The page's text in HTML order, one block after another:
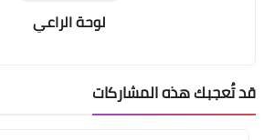
لوحة الراعي
قد تُعجبك هذه المشاركات